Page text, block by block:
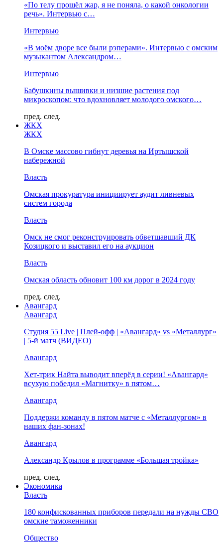
«По телу прошёл жар, я не поняла, о какой онкологии
речь». Интервью с…
Интервью
«В моём дворе все были рэперами». Интервью с омским
музыкантом Александром…
Интервью
Бабушкины вышивки и низшие растения под
микроскопом: что вдохновляет молодого омского…
пред. след.
ЖКХ
ЖКХ
В Омске массово гибнут деревья на Иртышской
набережной
Власть
Омская прокуратура инициирует аудит ливневых
систем города
Власть
Омск не смог реконструировать обветшавший ДК
Козицкого и выставил его на аукцион
Власть
Омская область обновит 100 км дорог в 2024 году
пред. след.
Авангард
Авангард
Студия 55 Live | Плей-офф | «Авангард» vs «Металлург»
| 5-й матч (ВИДЕО)
Авангард
Хет-трик Найта выводит вперёд в серии! «Авангард»
всухую победил «Магнитку» в пятом…
Авангард
Поддержи команду в пятом матче с «Металлургом» в
наших фан-зонах!
Авангард
Александр Крылов в программе «Большая тройка»
пред. след.
Экономика
Власть
180 конфискованных приборов передали на нужды СВО
омские таможенники
Общество